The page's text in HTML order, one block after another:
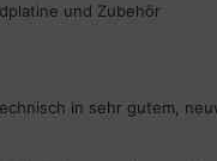
und Zubehör
in sehr gutem,